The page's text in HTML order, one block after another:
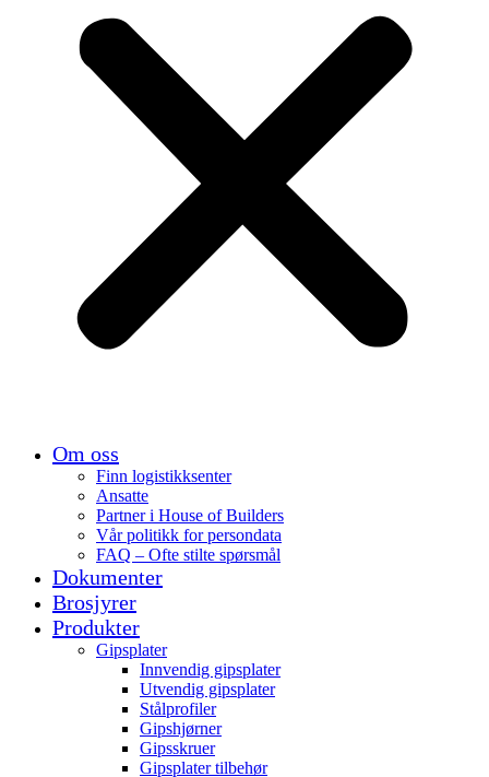
Om oss
Finn logistikksenter
Ansatte
Partner i House of Builders
Vår politikk for persondata
FAQ – Ofte stilte spørsmål
Dokumenter
Brosjyrer
Produkter
Gipsplater
Innvendig gipsplater
Utvendig gipsplater
Stålprofiler
Gipshjørner
Gipsskruer
Gipsplater tilbehør